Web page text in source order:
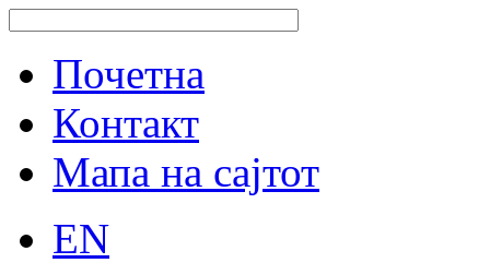
Почетна
Контакт
Мапа на сајтот
EN